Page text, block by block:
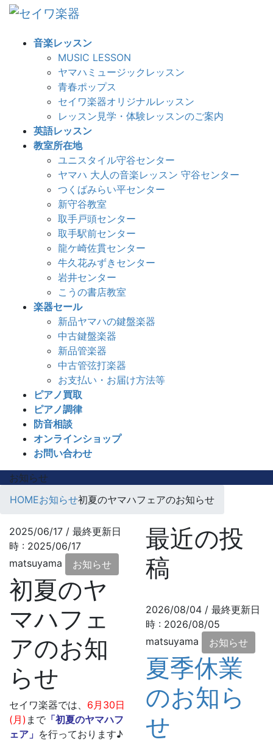
音楽レッスン
MUSIC LESSON
ヤマハミュージックレッスン
青春ポップス
セイワ楽器オリジナルレッスン
レッスン見学・体験レッスンのご案内
英語レッスン
教室所在地
ユニスタイル守谷センター
ヤマハ 大人の音楽レッスン 守谷センター
つくばみらい平センター
新守谷教室
取手戸頭センター
取手駅前センター
龍ケ崎佐貫センター
牛久花みずきセンター
岩井センター
こうの書店教室
楽器セール
新品ヤマハの鍵盤楽器
中古鍵盤楽器
新品管楽器
中古管弦打楽器
お支払い・お届け方法等
ピアノ買取
ピアノ調律
防音相談
オンラインショップ
お問い合わせ
お知らせ
HOMEお知らせ初夏のヤマハフェアのお知らせ
2025/06/17 / 最終更新日
時 : 2025/06/17
matsuyama
お知らせ
初夏のヤ
マハフェ
アのお知
らせ
セイワ楽器では、 6月30日
(月) まで 「初夏のヤマハフ
ェア」 を行っております♪
最近の投
稿
2026/08/04 / 最終更新日
時 : 2026/08/05
matsuyama
お知らせ
夏季休業
のお知ら
せ